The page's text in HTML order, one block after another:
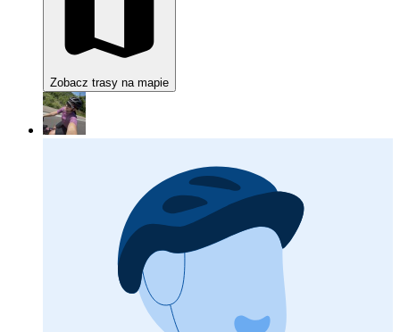
Zobacz trasy na mapie